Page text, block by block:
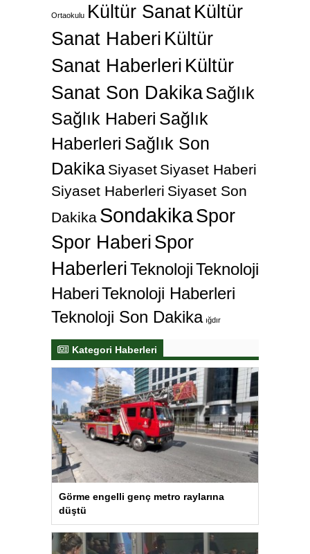
Ortaokulu Kültür SanatKültür
Sanat Haberi Kültür
Sanat Haberleri Kültür
Sanat Son DakikaSağlık
Sağlık Haberi Sağlık
Haberleri Sağlık Son
Dakika Siyaset Siyaset Haberi
Siyaset Haberleri Siyaset Son
Dakika SondakikaSpor
Spor Haberi Spor
HaberleriTeknolojiTeknoloji
HaberiTeknoloji Haberleri
Teknoloji Son Dakika ığdır
Kategori Haberleri
Görme engelli genç metro raylarına
düştü